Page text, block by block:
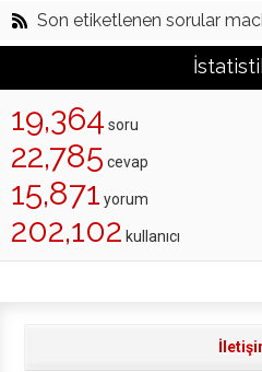
Son etiketlenen sorular
19,364 soru
22,785 cevap
15,871 yorum
202,102 kullanıcı